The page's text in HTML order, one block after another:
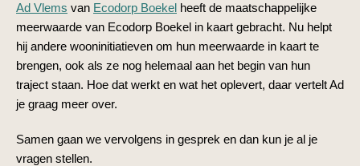
Ad Vlems van Ecodorp Boekel heeft de maatschappelijke
meerwaarde van Ecodorp Boekel in kaart gebracht. Nu helpt
hij andere wooninitiatieven om hun meerwaarde in kaart te
brengen, ook als ze nog helemaal aan het begin van hun
traject staan. Hoe dat werkt en wat het oplevert, daar vertelt Ad
je graag meer over.
Samen gaan we vervolgens in gesprek en dan kun je al je
vragen stellen.